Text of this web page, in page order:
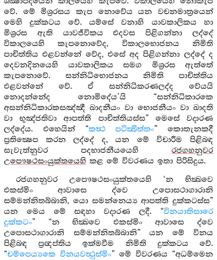
වේ. මේ මිශ්‍රරසය කැප නොවේය යන වචනමාත්‍රයෙන්
මෙහි දුක්කටය වේ. යම්සේ වනාහි යාවකාලිකය හා
මිශ්‍රරස ඇති යාවජීවිකය එදවස පිළිගන්නා ලද්දේ
විකාලයෙහි කැපනොවේද, විකාලභොජනය නිමිති
පාචිත්තිය එළවන්නේ වේද, එසේ අද පිළිගන්නා ලද්දේ ද
දෙවනදිනයෙහි යාවකාලිකය සමග මිශ්‍රරස ඇත්තේ
කැපනොවේ. සන්නිධිභොජනය නිමිති පාචිත්තිය
එළවන්නේ වේ. ඒ සන්නිධිකරණලද්ද වේයයි
නොදන්නේද නොමිදේය’යි “සන්නිධිකාරකෙ
අසන්නිධිකාරකසඤ්ඤී ඛාදනීයං වා භොජනීයං වා ඛාදති
වා භුඤ්ජතිවා ආපත්ති පාචිත්තියස්ස” මෙසේ වදාරණ
ලද්දේය. එහෙයින් “කත්‍ථ පටික්‍ඛිත්තං” කොතැනකදී
ප්‍රතික්‍ෂෙප කරන ලද්දේ ද, යන මේ විචාරීම පිළිබඳ
සැවැත්නුවර පදභාජනීයයෙහි රජගහනුවර
උපෞෂථසංයුක්තයෙහි කළ මේ විවරණය ඉතා පිරිසිදුය.
රජගහනුවර උපෞෂථසංයුක්තයෙහි ‘න භික්‍ඛවෙ
එකස්මිං ආවාසෙ ද්වෙ උපොසථාගාරානි
සම්මන්නිතබ්බානි, යො සමන්නෙය්‍ය ආපත්ති දුක්කටස්ස”
යන මෙය මේ සඳහා වදාරණ ලදී. “විනයාතිසාරෙ
දුක්කටං” “න භික්‍ඛවෙ එකස්මිං ආවාසෙ ද්වෙ
උපොසථාගාරානි සම්මන්නිතබ්බානි” යන මේ විනය
පිළිබඳ ප්‍රඥප්තිය ඉක්මවීම නිමිති දුක්කටය වේ.
“චම්පෙය්‍යකෙ විනයවත්‍ථුස්මිං” මේ විවරණය “අධම්මෙන